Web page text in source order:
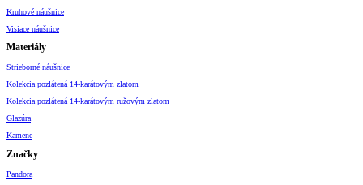
Kruhové náušnice
Visiace náušnice
Materiály
Strieborné náušnice
Kolekcia pozlátená 14-karátovým zlatom
Kolekcia pozlátená 14-karátovým ružovým zlatom
Glazúra
Kamene
Značky
Pandora